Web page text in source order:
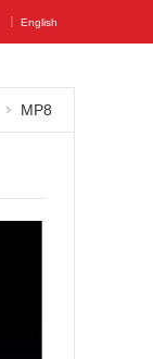
｜ English
MP8